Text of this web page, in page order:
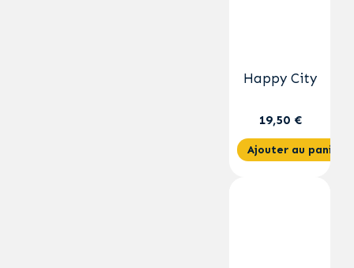
Happy City
19,50 €
Ajouter au panier